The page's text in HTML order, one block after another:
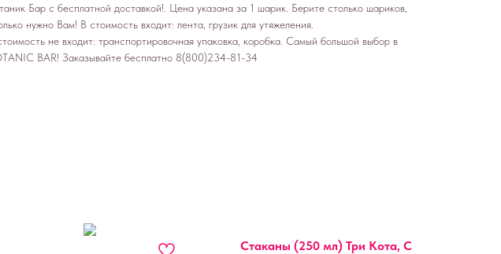
Бар с бесплатной доставкой!. Цена указана за 1 шарик. Берите столько шариков,
нужно Вам! В стоимость входит: лента, грузик для утяжеления.
не входит: транспортировочная упаковка, коробка. Самый большой выбор в
BAR! Заказывайте бесплатно 8(800)234-81-34
Стаканы (250 мл) Три Кота, С